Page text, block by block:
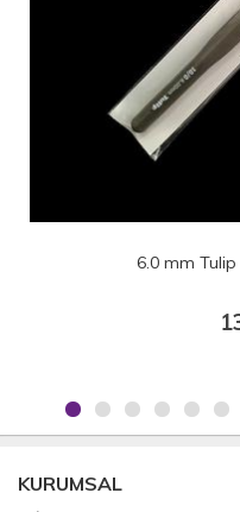
6.0 mm Tulip
KURUMSAL